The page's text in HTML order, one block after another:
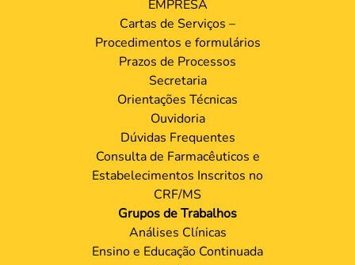
EMPRESA
Cartas de Serviços –
Procedimentos e formulários
Prazos de Processos
Secretaria
Orientações Técnicas
Ouvidoria
Dúvidas Frequentes
Consulta de Farmacêuticos e
Estabelecimentos Inscritos no
CRF/MS
Grupos de Trabalhos
Análises Clínicas
Ensino e Educação Continuada